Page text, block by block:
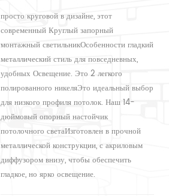
просто круговой в дизайне, этот
современный Круглый запорный
монтажный светильникОсобенности гладкий
металлический стиль для повседневных,
удобных Освещение. Это 2 легкого
полированного никеляЭто идеальный выбор
для низкого профиля потолок. Наш 14-
дюймовый опорный настойчик
потолочного светаИзготовлен в прочной
металлической конструкции, с акриловым
диффузором внизу, чтобы обеспечить
гладкое, но ярко освещение.